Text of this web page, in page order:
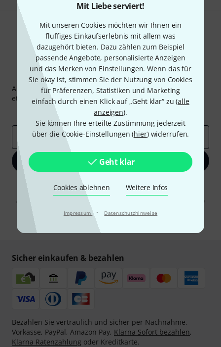
Mit Liebe serviert!
Mit unseren Cookies möchten wir Ihnen ein
fluffiges Einkaufserlebnis mit allem was
dazugehört bieten. Dazu zählen zum Beispiel
passende Angebote, personalisierte Anzeigen
und das Merken von Einstellungen. Wenn das für
Sie okay ist, stimmen Sie der Nutzung von Cookies
für Präferenzen, Statistiken und Marketing
einfach durch einen Klick auf „Geht klar“ zu (alle
anzeigen).
Sie können Ihre erteilte Zustimmung jederzeit
über die Cookie-Einstellungen (hier) widerrufen.
Geht klar
Cookies ablehnen Weitere Infos
Impressum · Datenschutzhinweise
Thomann Newsletter
Abonniere den Thomann Newsletter und gewinne mit
etwas Glück einen von50 Gutscheinenüber jeweils50€
Inspirierende Beiträge
Deals
E-Mail-Adresse*
Jetzt anmelden
Mit Klick auf „Jetzt anmelden“ stimmen Sie dem Erhalt von E-Mail-
Werbung und einer Messung des E-Mail-Nutzungsverhaltens zu. Die
Abmeldung ist jederzeit möglich. Weitere Informationen finden Sie in
Datenschutzhinweisen
* Pflichtfeld
Sicher einkaufen & bezahlen
Bezahlen Sie vertraulich und sicher per Nachnahme,
Vorkasse, PayPal, Amazon Pay, Klarna Sofort bezahlen,
Klarna Ratenzahlung oder Kreditkarte.